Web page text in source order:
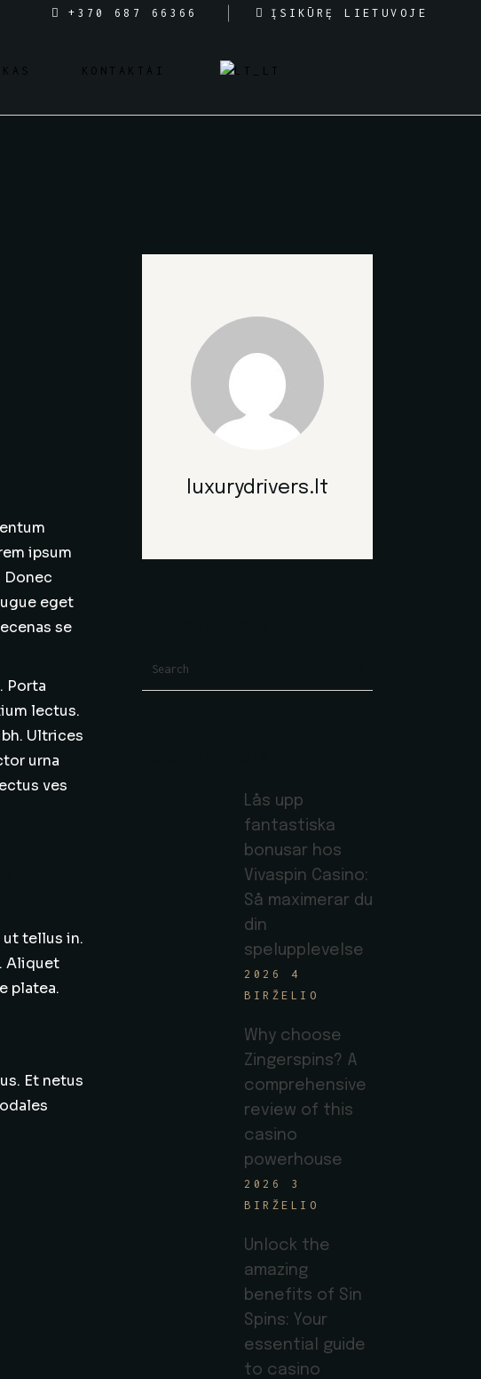
+370 687 66366 ĮSIKŪRĘ LIETUVOJE
KONTAKTAI
ipsum
eget
se
Porta
lectus.
Ultrices
urna
ves
tellus in.
Aliquet
platea.
Et netus
luxurydrivers.lt
Lås upp
fantastiska
bonusar hos
Vivaspin Casino:
Så maximerar du
din
spelupplevelse
2026 4
BIRŽELIO
Why choose
Zingerspins? A
comprehensive
review of this
casino
powerhouse
2026 3
BIRŽELIO
Unlock the
amazing
benefits of Sin
Spins: Your
essential guide
to casino